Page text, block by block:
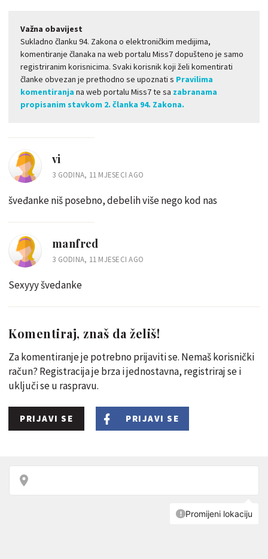
Važna obavijest
Sukladno članku 94. Zakona o elektroničkim medijima,
komentiranje članaka na web portalu Miss7 dopušteno je samo
registriranim korisnicima. Svaki korisnik koji želi komentirati
članke obvezan je prethodno se upoznati s Pravilima
komentiranja na web portalu Miss7 te sa zabranama
propisanim stavkom 2. članka 94. Zakona.
vi
3 GODINA, 11 MJESECI AGO
šveđanke niš posebno, debelih više nego kod nas
manfred
3 GODINA, 11 MJESECI AGO
Sexyyy švedanke
Komentiraj, znaš da želiš!
Za komentiranje je potrebno prijaviti se. Nemaš korisnički
račun? Registracija je brza i jednostavna, registriraj se i
uključi se u raspravu.
PRIJAVI SE PRIJAVI SE